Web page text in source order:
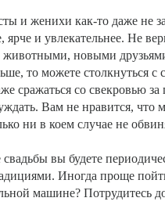
и женихи как-то даже не
ярче и увлекательнее. Не
новыми
то можете столкнуться с
сражаться со свекровью
Вам не нравится,
ни в коем случае не
свадьбы вы будете
Иногда проще
машине? Потрудитесь